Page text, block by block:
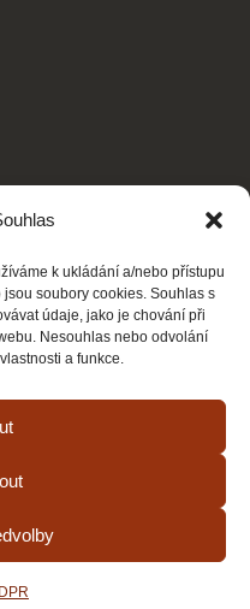
k ukládání a/nebo přístupu
soubory cookies. Souhlas s
údaje, jako je chování při
Nesouhlas nebo odvolání
a funkce.
banerů? Stačí si
AVATOMIS s.r.o